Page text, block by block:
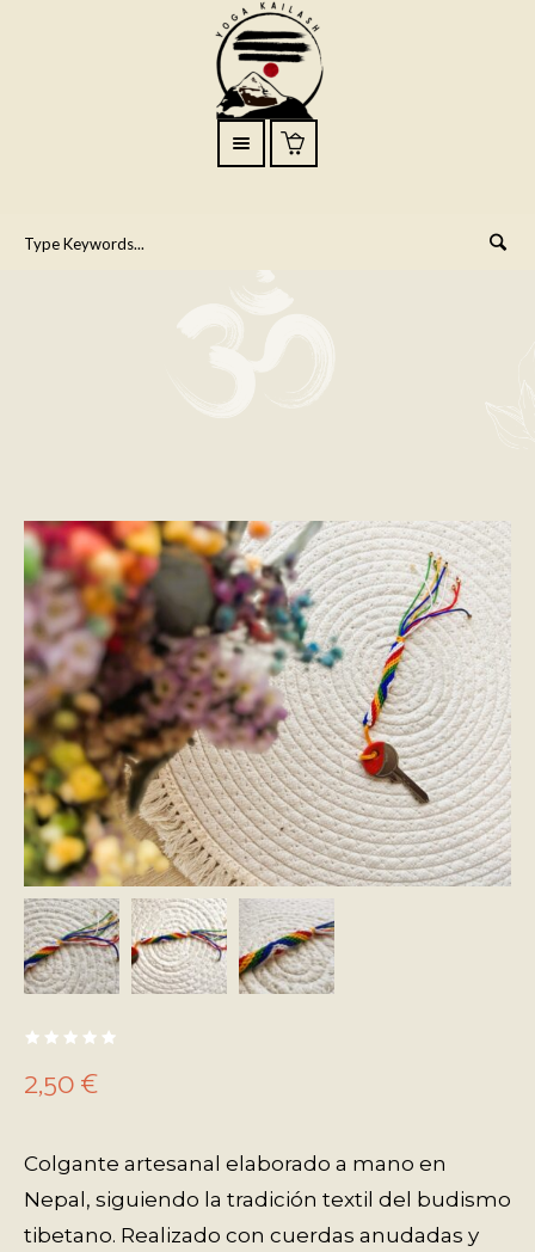
2,50€
Colgante artesanal elaborado a mano en
Nepal, siguiendo la tradición textil del budismo
tibetano. Realizado con cuerdas anudadas y